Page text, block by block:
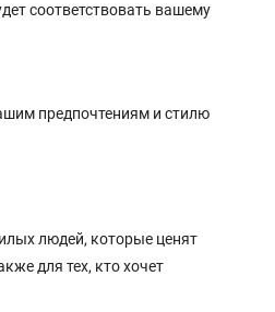
соответствовать вашему
предпочтениям и стилю
людей, которые ценят
для тех, кто хочет